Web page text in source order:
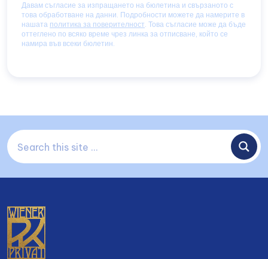
Давам съгласие за изпращането на бюлетина и свързаното с
това обработване на данни. Подробности можете да намерите в
нашата политика за поверителност. Това съгласие може да бъде
оттеглено по всяко време чрез линка за отписване, който се
намира във всеки бюлетин.